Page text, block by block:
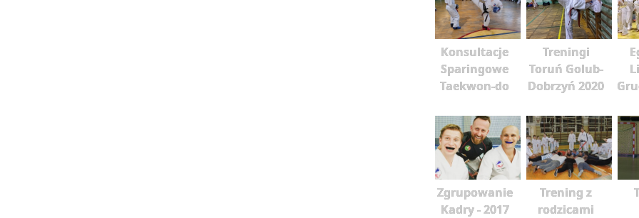
Konsultacje
Sparingowe
Taekwon-do
Treningi
Toruń Golub-
Dobrzyń 2020
Zgrupowanie
Kadry - 2017
Trening z
rodzicami